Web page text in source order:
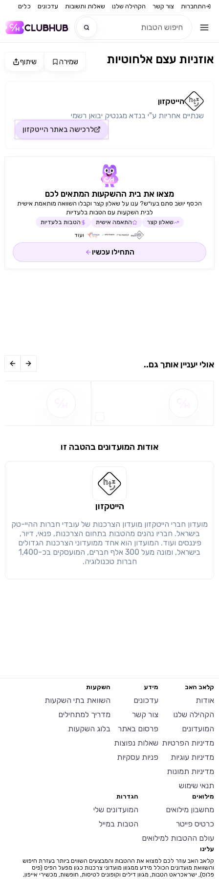
התחברות צור קשר הקהילה שלנו שאלות ותשובות עדכונים כלים
הבנתי, המשך לאתר
שיתוף שמירה אוזניות עצם אלחוטיות
הייטקזון
שנתיים אחריות ע"י בנדא מגנטיק יבואן רשמי
לרכישה באתר הייטקזון
מצאו את בית ההשקעות המתאים לכם
הכסף יושב סתם בעו״ש? ענו על שאלון קצר וקבלו השוואה מותאמת אישית
לבית השקעות עם הטבות בלעדיות
שאלון קצר התאמה אישית הטבות בלעדיות
ועוד
התחילו עכשיו
אולי יעניין אותך גם..
אודות המועדונים בהטבה זו
הייטקזון
מועדון חברי הייטקזון מועדון הצרכנות של עובדי חברות ההיי-טק
בישראל. חבריו נהנים מהטבות בתחום הצרכנות, פנאי, דיור,
פיננסים ועוד. המועדון הוא אחד ממועדוני הצרכנות הגדולים
בישראל, ומונה מעל 300 אלף חברים, המועסקים בכ-1,400
חברות טכנולוגיה.
קלאב האב
אודות
הקהילה שלנו
המועדונים
מדיניות הפרטיות
מדיניות עוגיות
מדיניות תמונות
תנאי שימוש
מידע
עדכונים
צור קשר
פרסום באתר
שאלות נפוצות
פניות עסקיות
השקעות
השוואת בתי השקעות
מדריך למתחילים
בלוג השקעות
מילואים
מחשבון מילואים
כרטיס פייטר
עולם ההטבות למילואים
הגדרות
המועדונים שלי
הטבות במייל
עלינו
קלאב האב עוזר לכם למצוא את ההטבות והמבצעים השווים ביותר בעזרת חיפוש
והשוואת מועדונים הכולל מידע ממגוון מועדוני צרכנות כגון מפעל הפיס (פיס
פלוס), ישראכראט הטבות, מגוון דילים וקופונים לטיסות, חופשות, מכשירי אייפון,